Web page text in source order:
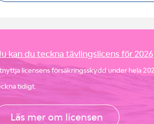
kan du teckna tävlingslicens för 2026
licensens försäkringsskydd under hela
tidigt.
Läs mer om licensen